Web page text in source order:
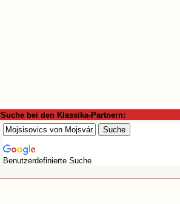
Suche bei den Klassika-Partnern:
Benutzerdefinierte Suche